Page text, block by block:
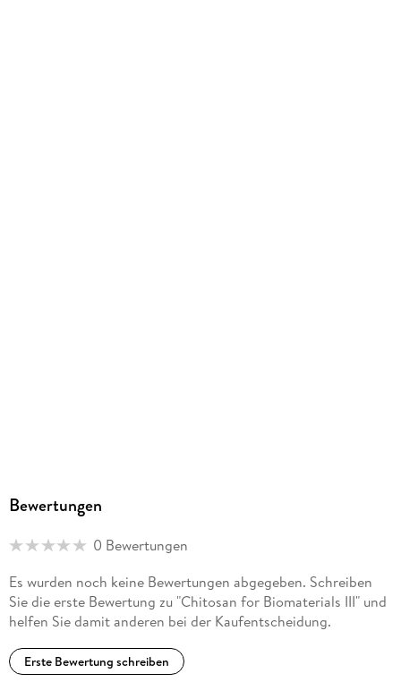
Bewertungen
0 Bewertungen
Es wurden noch keine Bewertungen abgegeben. Schreiben
Sie die erste Bewertung zu "Chitosan for Biomaterials III" und
helfen Sie damit anderen bei der Kaufentscheidung.
Erste Bewertung schreiben